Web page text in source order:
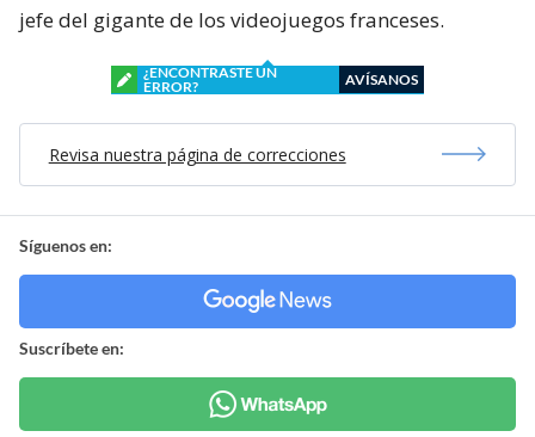
jefe del gigante de los videojuegos franceses.
¿ENCONTRASTE UN
ERROR?
AVÍSANOS
Revisa nuestra página de correcciones
Síguenos en:
Suscríbete en: